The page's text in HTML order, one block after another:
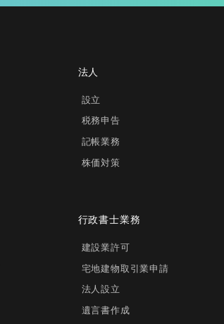
法人
設立
税務申告
記帳業務
株価対策
行政書士業務
建設業許可
宅地建物取引業申請
法人設立
遺言書作成